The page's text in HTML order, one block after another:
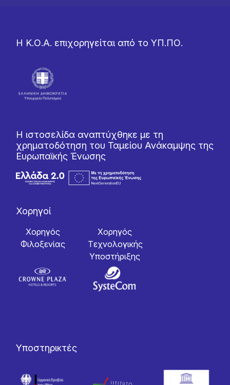
Η Κ.Ο.Α. επιχορηγείται από το ΥΠ.ΠΟ.
Η ιστοσελίδα αναπτύχθηκε με τη
χρηματοδότηση του Ταμείου Ανάκαμψης της
Ευρωπαϊκής Ένωσης
Χορηγοί
Χορηγός
Φιλοξενίας
Χορηγός
Tεχνολογικής
Yποστήριξης
Υποστηρικτές